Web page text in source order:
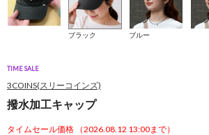
ブラック ブルー
TIME SALE
3COINS(スリーコインズ)
撥水加工キャップ
タイムセール価格 （2026.08.12 13:00まで）